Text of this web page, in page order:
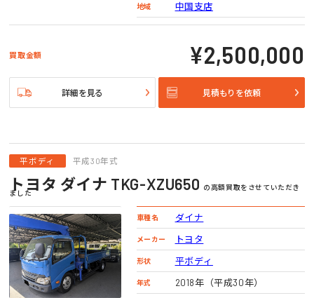
地域 中国支店
買取金額 ¥2,500,000
詳細を見る 見積もりを依頼
平ボディ 平成30年式
トヨタ ダイナ TKG-XZU650 の高額買取をさせていただき
ました
車種名 ダイナ
メーカー トヨタ
形状 平ボディ
年式 2018年（平成30年）